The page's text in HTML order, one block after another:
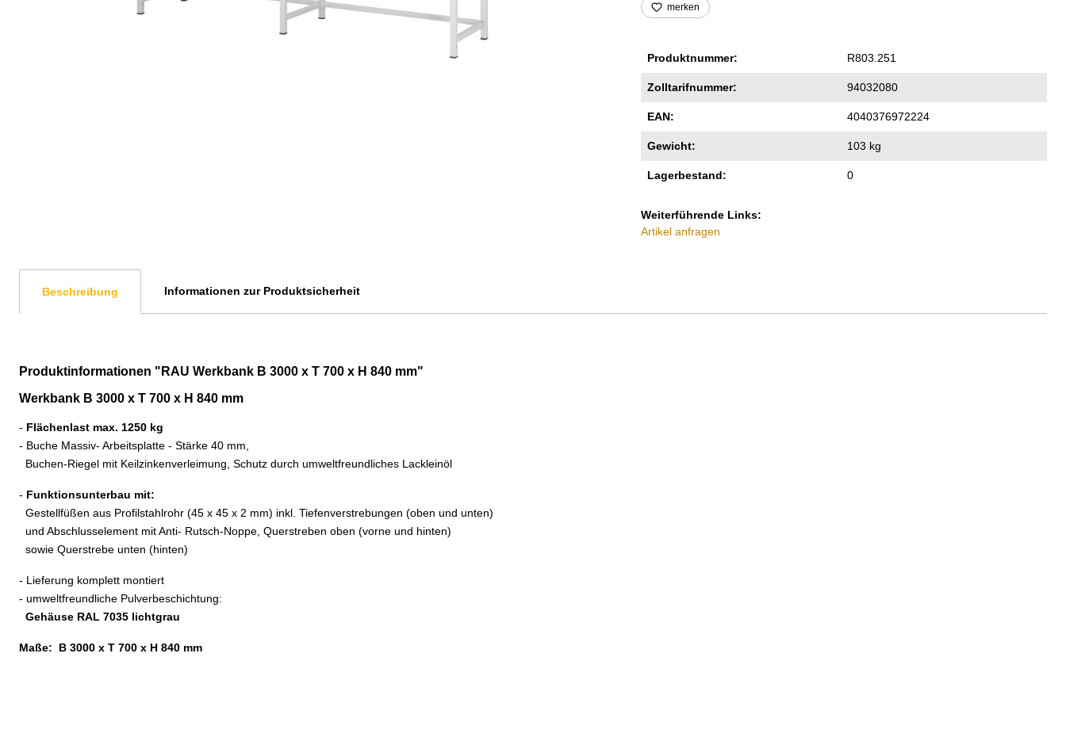
merken
Produktnummer: R803.251
Zolltarifnummer: 94032080
EAN: 4040376972224
Gewicht: 103 kg
Lagerbestand: 0
Weiterführende Links:
Artikel anfragen
Beschreibung Informationen zur Produktsicherheit
Produktinformationen "RAU Werkbank B 3000 x T 700 x H 840 mm"
Werkbank B 3000 x T 700 x H 840 mm
- Flächenlast max. 1250 kg
- Buche Massiv- Arbeitsplatte - Stärke 40 mm,
Buchen-Riegel mit Keilzinkenverleimung, Schutz durch umweltfreundliches Lackleinöl
- Funktionsunterbau mit:
Gestellfüßen aus Profilstahlrohr (45 x 45 x 2 mm) inkl. Tiefenverstrebungen (oben und unten)
und Abschlusselement mit Anti- Rutsch-Noppe, Querstreben oben (vorne und hinten)
sowie Querstrebe unten (hinten)
- Lieferung komplett montiert
- umweltfreundliche Pulverbeschichtung:
Gehäuse RAL 7035 lichtgrau
Maße: B 3000 x T 700 x H 840 mm